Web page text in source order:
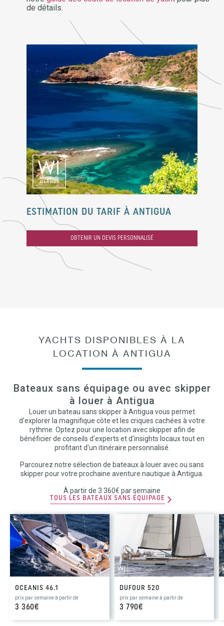
de détails.
ESTIMATION DU TARIF À ANTIGUA
OBTENIR UN DEVIS PERSONNALISÉ
YACHTS DISPONIBLES À LA
LOCATION À ANTIGUA
Bateaux sans équipage ou avec skipper
à louer à Antigua
Louer un bateau sans skipper à Antigua vous permet
d'explorer la magnifique côte et les criques cachées à votre
rythme. Optez pour une location avec skipper afin de
bénéficier de conseils d'experts et d'insights locaux tout en
profitant d'un itinéraire personnalisé.
Parcourez notre sélection de bateaux à louer avec ou sans
skipper pour votre prochaine aventure nautique à Antigua.
À partir de 3 360€ par semaine
TOUS LES BATEAUX SANS ÉQUIPAGE
OCEANIS 46.1
prix par semaine à partir de
3 360€
DUFOUR 520
prix par semaine à partir de
3 790€